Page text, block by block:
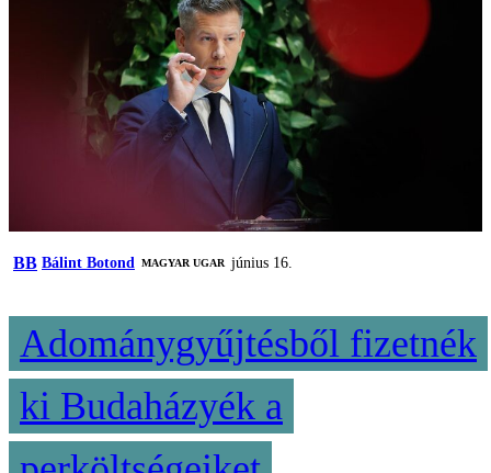
BB Bálint Botond MAGYAR UGAR június 16.
Adománygyűjtésből fizetnék
ki Budaházyék a